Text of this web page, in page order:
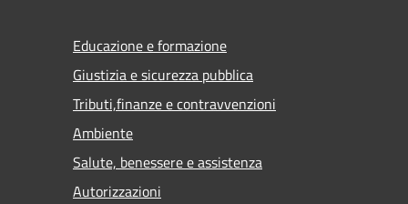
Educazione e formazione
Giustizia e sicurezza pubblica
Tributi,finanze e contravvenzioni
Ambiente
Salute, benessere e assistenza
Autorizzazioni